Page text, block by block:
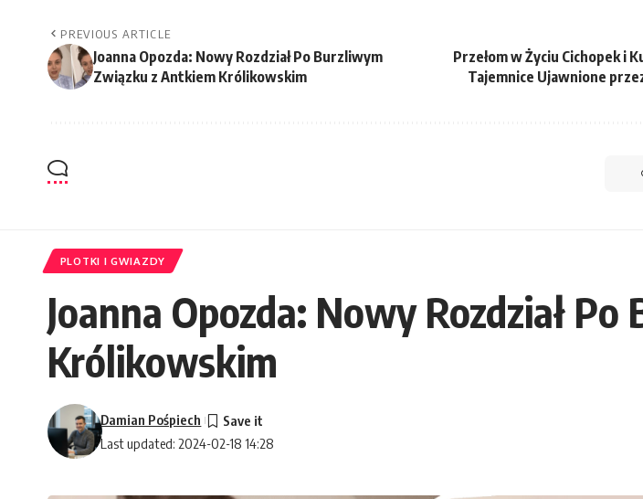
PREVIOUS ARTICLE
Joanna Opozda: Nowy Rozdział Po Burzliwym
Związku z Antkiem Królikowskim
Przełom w Życiu Cichopek i
Tajemnice Ujawnione
PLOTKI I GWIAZDY
Joanna Opozda: Nowy Rozdział
Królikowskim
Last updated: 2024-02-18 14:28
Damian Pośpiech